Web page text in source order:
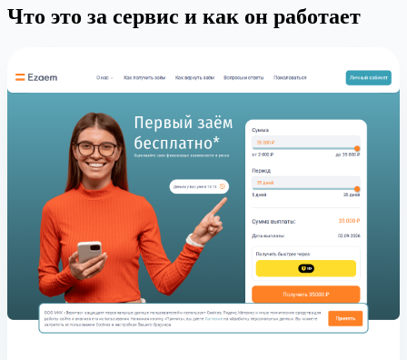
Что это за сервис и как он работает